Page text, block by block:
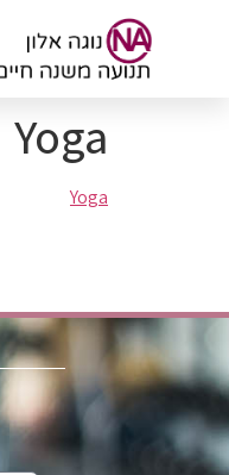
Yoga
Yoga